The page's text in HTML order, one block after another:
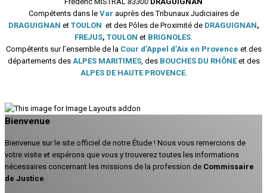
Compétents dans le Var auprès des Tribunaux Judiciaires de
DRAGUIGNAN etTOULON et des Pôles de Proximité de DRAGUIGNAN,
FREJUS, TOULON et BRIGNOLES.
Compétents sur l’ensemble de la Cour d’Appel d’Aix en Provence et des
départements des ALPES MARITIMES, desBOUCHES DU RHÔNEet des
ALPES DE HAUTE PROVENCE.
Bienvenue
Bienvenue sur le site officiel de notre Étude ! Nous vous remercions de
votre visite et espérons que vous y trouverez toutes les informations
nécessaires concernant les missions de la profession de Commissaire
de Justice.